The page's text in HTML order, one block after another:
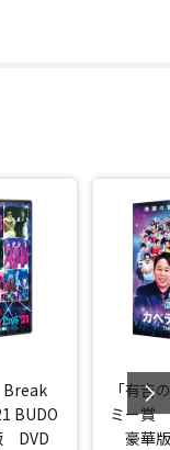
Break
BUDO
DVD
「有吉
ミー賞
豪華